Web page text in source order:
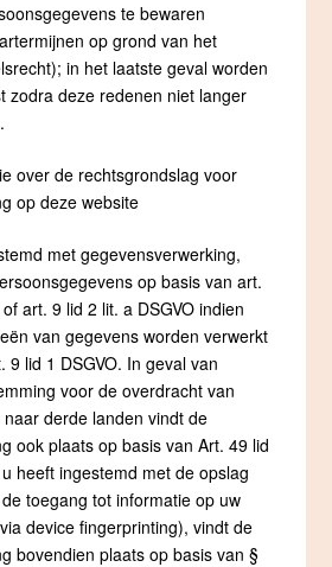
te bewaren
op grond van het
in het laatste geval worden
zodra deze redenen niet langer
over de rechtsgrondslag voor
op deze website
met gegevensverwerking,
op basis van art.
art. 9 lid 2 lit. a DSGVO indien
van gegevens worden verwerkt
9 lid 1 DSGVO. In geval van
voor de overdracht van
derde landen vindt de
ook plaats op basis van Art. 49 lid
heeft ingestemd met de opslag
toegang tot informatie op uw
device fingerprinting), vindt de
bovendien plaats op basis van §